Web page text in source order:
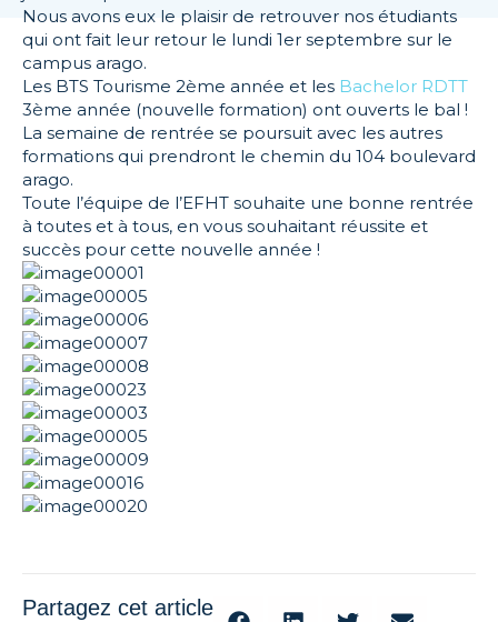
Nous avons eux le plaisir de retrouver nos étudiants
qui ont fait leur retour le lundi 1er septembre sur le
campus arago.
Les BTS Tourisme 2ème année et les Bachelor RDTT
3ème année (nouvelle formation) ont ouverts le bal !
La semaine de rentrée se poursuit avec les autres
formations qui prendront le chemin du 104 boulevard
arago.
Toute l’équipe de l’EFHT souhaite une bonne rentrée
à toutes et à tous, en vous souhaitant réussite et
succès pour cette nouvelle année !
Partagez cet article